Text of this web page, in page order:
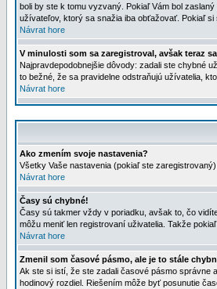
boli by ste k tomu vyzvaný. Pokiaľ Vám bol
užívateľov, ktorý sa snažia iba obťažovať. Pokiaľ si
Návrat hore
V minulosti som sa zaregistroval, avšak teraz
Najpravdepodobnejšie dôvody: zadali ste chybné
to bežné, že sa pravidelne odstraňujú užívatelia,
Návrat hore
Ako zmením svoje nastavenia?
Všetky Vaše nastavenia (pokiaľ ste
Návrat hore
Časy sú chybné!
Časy sú takmer vždy v poriadku, avšak to, čo
môžu meniť len registrovaní uživatelia. Takže
Návrat hore
Zmenil som časové pásmo, ale je to stále
Ak ste si istí, že ste zadali časové pásmo správne
hodinový rozdiel. Riešením môže byť posunutie